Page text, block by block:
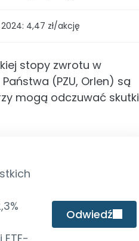
2024: 4,47 zł/akcję
stopy zwrotu w
(PZU, Orlen) są
mogą odczuwać skutki
Odwiedź